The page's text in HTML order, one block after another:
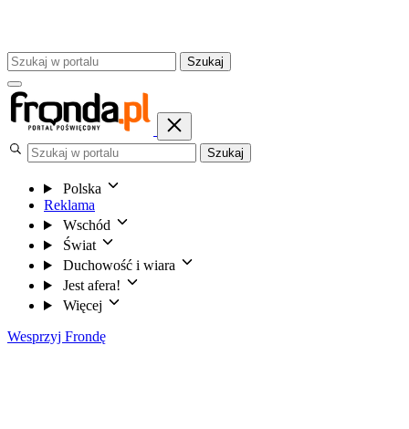
Szukaj
Szukaj
Polska
Reklama
Wschód
Świat
Duchowość i wiara
Jest afera!
Więcej
Wesprzyj Frondę